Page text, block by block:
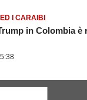
I CARAIBI
in Colombia è